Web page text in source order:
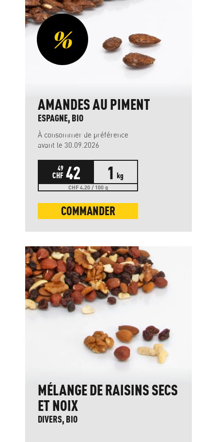
AMANDES AU PIMENT
ESPAGNE, BIO
À consommer de préférence
avant le 30.09.2026
49
CHF 42 1 kg
CHF 4.20 / 100 g
COMMANDER
MÉLANGE DE RAISINS SECS
ET NOIX
DIVERS, BIO